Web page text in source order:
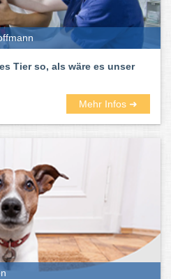
Tier so, als wäre es unser
Mehr Infos ➜